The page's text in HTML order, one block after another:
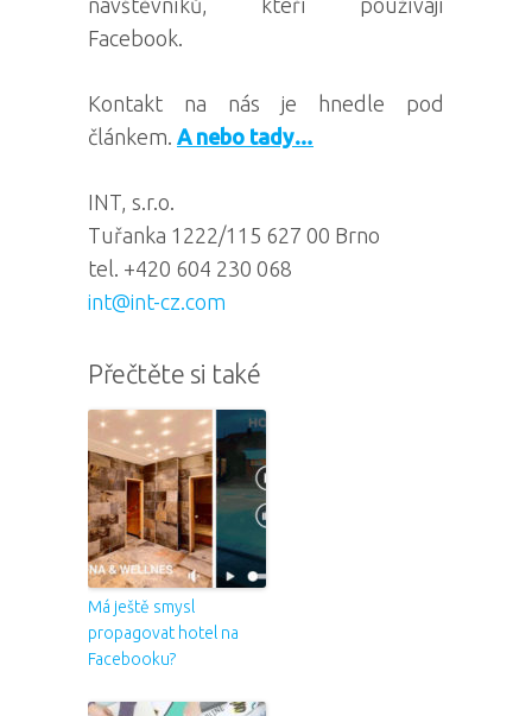
návštěvníků, kteří používají
Facebook.
Kontakt na nás je hnedle pod
článkem. A nebo tady…
INT, s.r.o.
Tuřanka 1222/115 627 00 Brno
tel. +420 604 230 068
int@int-cz.com
Přečtěte si také
Má ještě smysl
propagovat hotel na
Facebooku?